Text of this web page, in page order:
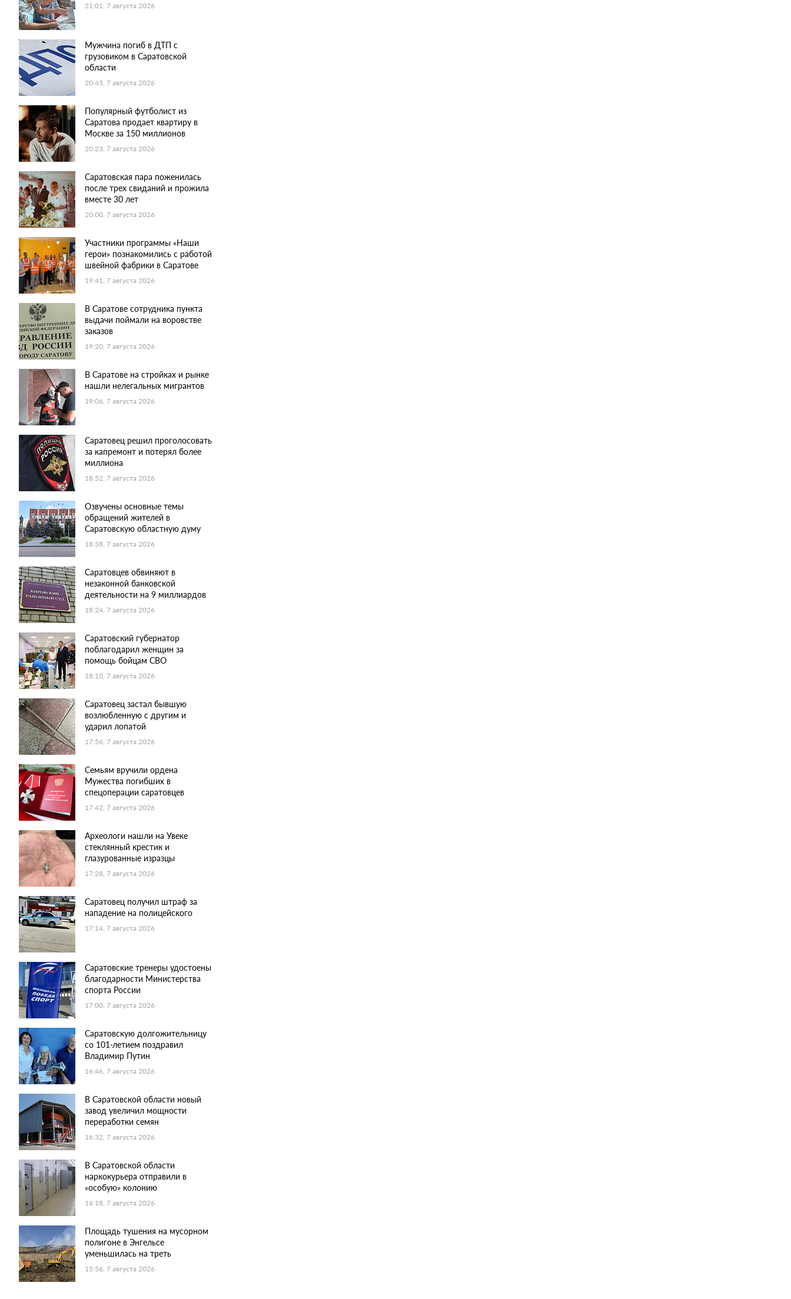
21:01, 7 августа 2026
Мужчина погиб в ДТП с
грузовиком в Саратовской
области
20:45, 7 августа 2026
Популярный футболист из
Саратова продает квартиру в
Москве за 150 миллионов
20:23, 7 августа 2026
Саратовская пара поженилась
после трех свиданий и прожила
вместе 30 лет
20:00, 7 августа 2026
Участники программы «Наши
герои» познакомились с работой
швейной фабрики в Саратове
19:41, 7 августа 2026
В Саратове сотрудника пункта
выдачи поймали на воровстве
заказов
19:20, 7 августа 2026
В Саратове на стройках и рынке
нашли нелегальных мигрантов
19:06, 7 августа 2026
Саратовец решил проголосовать
за капремонт и потерял более
миллиона
18:52, 7 августа 2026
Озвучены основные темы
обращений жителей в
Саратовскую областную думу
18:38, 7 августа 2026
Саратовцев обвиняют в
незаконной банковской
деятельности на 9 миллиардов
18:24, 7 августа 2026
Саратовский губернатор
поблагодарил женщин за
помощь бойцам СВО
18:10, 7 августа 2026
Саратовец застал бывшую
возлюбленную с другим и
ударил лопатой
17:56, 7 августа 2026
Семьям вручили ордена
Мужества погибших в
спецоперации саратовцев
17:42, 7 августа 2026
Археологи нашли на Увеке
стеклянный крестик и
глазурованные изразцы
17:28, 7 августа 2026
Саратовец получил штраф за
нападение на полицейского
17:14, 7 августа 2026
Саратовские тренеры удостоены
благодарности Министерства
спорта России
17:00, 7 августа 2026
Саратовскую долгожительницу
со 101-летием поздравил
Владимир Путин
16:46, 7 августа 2026
В Саратовской области новый
завод увеличил мощности
переработки семян
16:32, 7 августа 2026
В Саратовской области
наркокурьера отправили в
«особую» колонию
16:18, 7 августа 2026
Площадь тушения на мусорном
полигоне в Энгельсе
уменьшилась на треть
15:56, 7 августа 2026